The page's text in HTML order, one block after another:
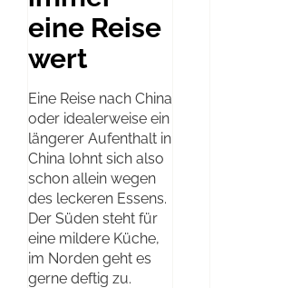
eine Reise
wert
Eine Reise nach China
oder idealerweise ein
längerer Aufenthalt in
China lohnt sich also
schon allein wegen
des leckeren Essens.
Der Süden steht für
eine mildere Küche,
im Norden geht es
gerne deftig zu.